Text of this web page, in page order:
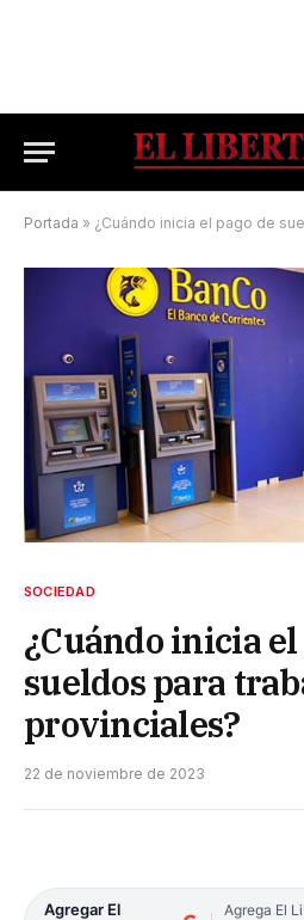
Portada » ¿Cuándo inicia el pago de
SOCIEDAD
¿Cuándo inicia el
sueldos para
provinciales?
22 de noviembre de 2023
Agregar El
Agrega El